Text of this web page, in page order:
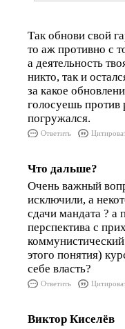
Так обнови свой
то аж противно с
а деятельность
никто, так и
за какое
голосуешь против
погружался.
Ответить
Что дальше?
Очень важный
исключили, а
сдачи мандата ? а
перспектива с
этого понятия)
себе власть?
Ответить
Виктор Киселёв